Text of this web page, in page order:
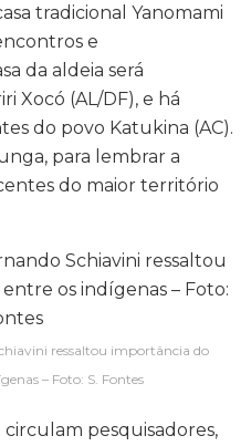
tradicional Yanomami
e
da aldeia será
Xocó (AL/DF), e há
do povo Katukina (AC).
para lembrar a
do maior território
ressaltou importância do
– Foto: S. Fontes
pesquisadores,